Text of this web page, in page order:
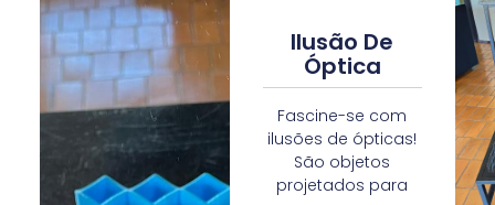
Bilhar
Elíptico
Uma
mesa
formato
elíptico
Microscópios
Explore
um
mundo
lentes
Ilusão De
Óptica
Fascine-se com
ilusões de ópticas!
São objetos
projetados para